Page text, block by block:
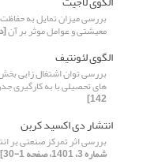
بررسی میزان تمایل به
معیشتی و عوامل موثر بر آن[دوره
الگوی لئونتیف
بررسی توان اشتغال زایی
های تحصیلی با به کارگیری
142]
انتشار دی اکسید کربن
بررسی اثر تمرکز صنعتی بر
شماره 3، 1401، صفحه 1-30]